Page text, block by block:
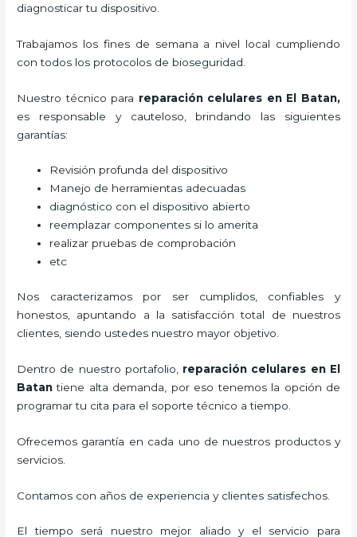
diagnosticar tu dispositivo.
Trabajamos los fines de semana a nivel local cumpliendo
con todos los protocolos de bioseguridad.
Nuestro técnico para reparación celulares en El Batan,
es responsable y cauteloso, brindando las siguientes
garantías:
Revisión profunda del dispositivo
Manejo de herramientas adecuadas
diagnóstico con el dispositivo abierto
reemplazar componentes si lo amerita
realizar pruebas de comprobación
etc
Nos caracterizamos por ser cumplidos, confiables y
honestos, apuntando a la satisfacción total de nuestros
clientes, siendo ustedes nuestro mayor objetivo.
Dentro de nuestro portafolio, reparación celulares en El
Batan tiene alta demanda, por eso tenemos la opción de
programar tu cita para el soporte técnico a tiempo.
Ofrecemos garantía en cada uno de nuestros productos y
servicios.
Contamos con años de experiencia y clientes satisfechos.
El tiempo será nuestro mejor aliado y el servicio para